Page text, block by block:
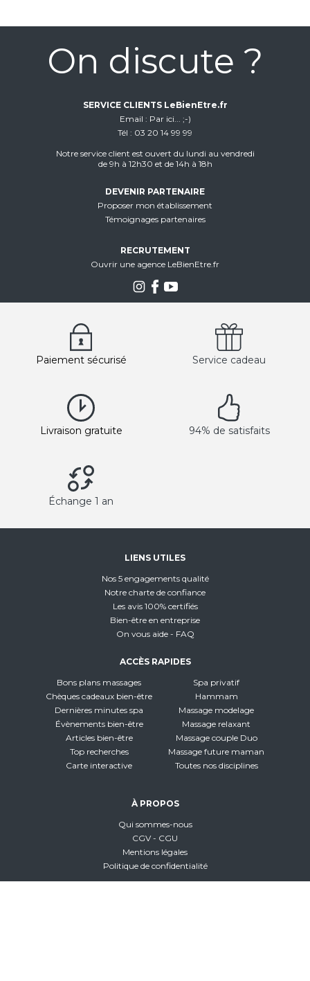
On discute ?
SERVICE CLIENTS LeBienEtre.fr
Email
Par ici... ;-)
Tél
03 20 14 99 99
Notre service client est ouvert du lundi au vendredi
de 9h à 12h30 et de 14h à 18h
DEVENIR PARTENAIRE
Proposer mon établissement
Témoignages partenaires
RECRUTEMENT
Ouvrir une agence LeBienEtre.fr
Paiement sécurisé Service cadeau
Livraison gratuite 94% de satisfaits
Échange 1 an
LIENS UTILES
Nos 5 engagements qualité
Notre charte de confiance
Les avis 100% certifiés
Bien-être en entreprise
On vous aide - FAQ
ACCÈS RAPIDES
Bons plans massages
Chèques cadeaux bien-être
Dernières minutes spa
Évènements bien-être
Articles bien-être
Top recherches
Carte interactive
Spa privatif
Hammam
Massage modelage
Massage relaxant
Massage couple Duo
Massage future maman
Toutes nos disciplines
À PROPOS
Qui sommes-nous
CGV - CGU
Mentions légales
Politique de confidentialité